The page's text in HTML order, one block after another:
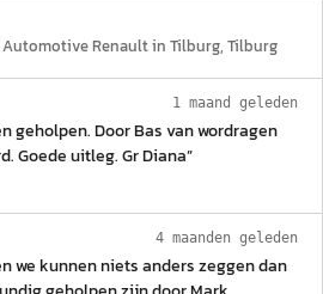
Renault in Tilburg, Tilburg
1 maand geleden
geholpen. Door Bas van wordragen
Goede uitleg. Gr Diana”
4 maanden geleden
we kunnen niets anders zeggen dan